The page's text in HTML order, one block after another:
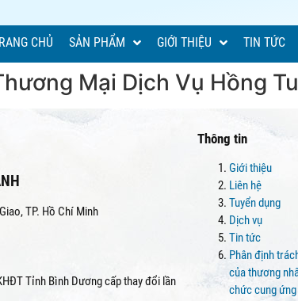
CHỦ SẢN PHẨM GIỚI THIỆU TIN TỨC
Mại Dịch Vụ Hồng
TP. Hồ Chí Minh
Tỉnh Bình Dương cấp thay đổi lần
Thông tin
Giới thiệu
Liên hệ
Tuyển dụng
Dịch vụ
Tin tức
Phân định
của thương
chức cung